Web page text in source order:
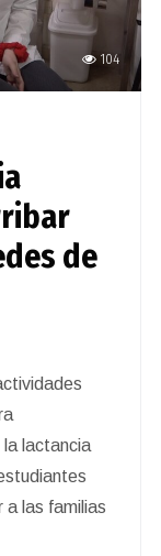
104
de
lactancia
a las familias